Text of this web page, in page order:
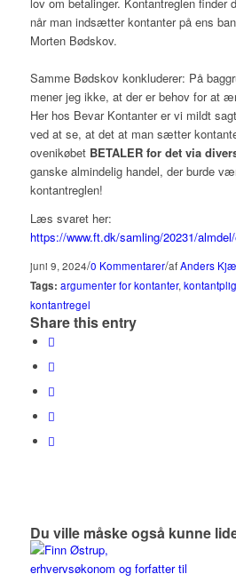
når man indsætter kontanter på ens
Morten Bødskov.
Samme Bødskov konkluderer: På
mener jeg ikke, at der er behov for at
Her hos Bevar Kontanter er vi mildt
ved at se, at det at man sætter
ovenikøbet BETALER for det via
ganske almindelig handel, der burde
kontantreglen!
Læs svaret her:
https://www.ft.dk/samling/20231/
juni 9, 2024/0 Kommentarer/afAnders
Tags: argumenter for kontanter,
kontantregel
Share this entry
Du ville måske også kunne